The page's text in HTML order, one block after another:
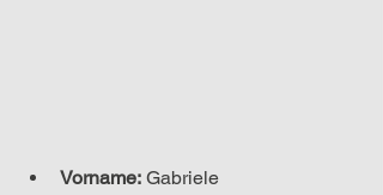
Vorname: Gabriele